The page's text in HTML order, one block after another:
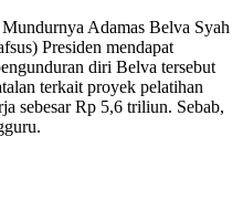
Adamas Belva Syah
Presiden mendapat
diri Belva tersebut
terkait proyek pelatihan
sebesar Rp 5,6 triliun. Sebab,